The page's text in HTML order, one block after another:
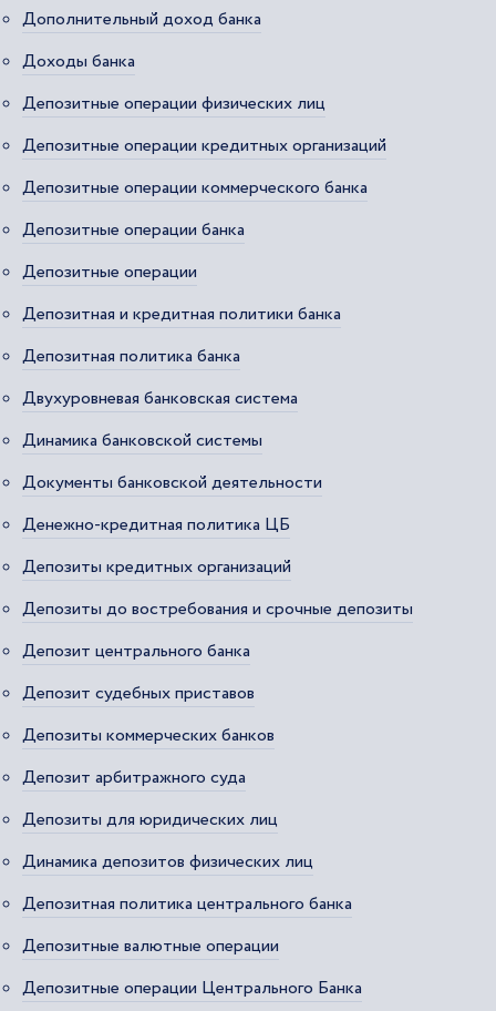
Дополнительный доход банка
Доходы банка
Депозитные операции физических лиц
Депозитные операции кредитных организаций
Депозитные операции коммерческого банка
Депозитные операции банка
Депозитные операции
Депозитная и кредитная политики банка
Депозитная политика банка
Двухуровневая банковская система
Динамика банковской системы
Документы банковской деятельности
Денежно-кредитная политика ЦБ
Депозиты кредитных организаций
Депозиты до востребования и срочные депозиты
Депозит центрального банка
Депозит судебных приставов
Депозиты коммерческих банков
Депозит арбитражного суда
Депозиты для юридических лиц
Динамика депозитов физических лиц
Депозитная политика центрального банка
Депозитные валютные операции
Депозитные операции Центрального Банка